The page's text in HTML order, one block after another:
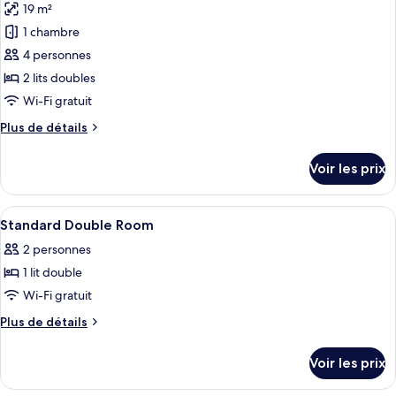
Chambre
Double
Standard
les
photos
pour
ce
type
chambre :
2
lits
doubles
19 m²
1 chambre
4 personnes
2 lits doubles
Wi-Fi gratuit
Plus de détails
Plus
le
type
de
Chambre
Standard,
lits
doubles
Voir les prix
Afficher
toutes
les
photos
pour
ce
chambre :
Un lit avec une literie blanche, une
7
Standard Double Room
2 personnes
1 lit double
Wi-Fi gratuit
Plus de détails
Plus
le
Voir les prix